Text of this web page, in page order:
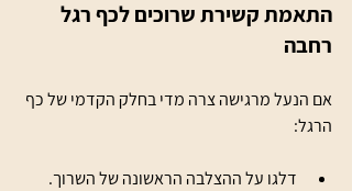
התאמת קשירת שרוכים לכף רגל
רחבה
אם הנעל מרגישה צרה מדי בחלק הקדמי של כף
הרגל:
דלגו על ההצלבה הראשונה של השרוך.